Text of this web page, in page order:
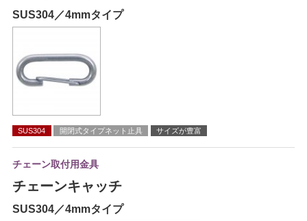
SUS304／4mmタイプ
SUS304 開閉式タイプネット止具 サイズが豊富
チェーン取付用金具
チェーンキャッチ
SUS304／4mmタイプ